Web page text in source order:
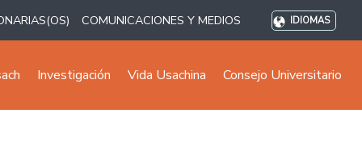
COMUNICACIONES Y MEDIOS IDIOMAS
Investigación Vida Usachina Consejo Universitario